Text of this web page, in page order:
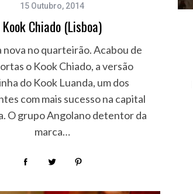
15 Outubro, 2014
Kook Chiado (Lisboa)
nova no quarteirão. Acabou de
o Kook Chiado, a versão
do Kook Luanda, um dos
com mais sucesso na capital
O grupo Angolano detentor da
marca…